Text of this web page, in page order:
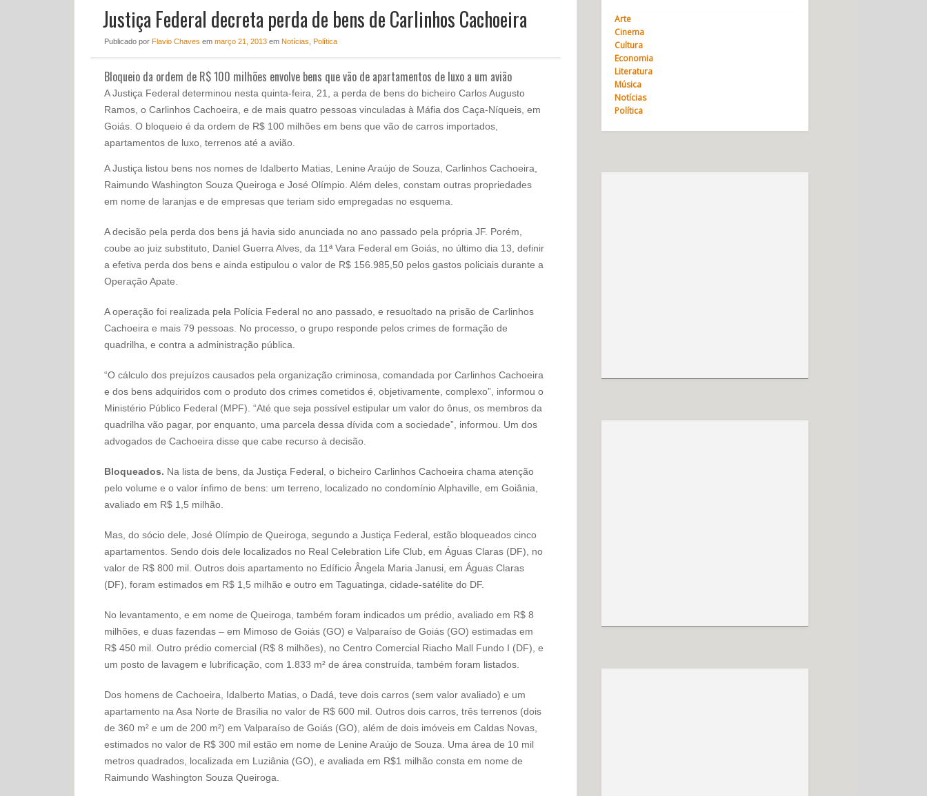
Justiça Federal decreta perda de bens de Carlinhos Cachoeira
Publicado por Flavio Chaves em março 21, 2013em Notícias Política
Bloqueio da ordem de R$ 100 milhões envolve bens que vão de apartamentos de luxo a um avião
A Justiça Federal determinou nesta quinta-feira, 21, a perda de bens do bicheiro Carlos Augusto
Ramos, o Carlinhos Cachoeira, e de mais quatro pessoas vinculadas à Máfia dos Caça-Níqueis, em
Goiás. O bloqueio é da ordem de R$ 100 milhões em bens que vão de carros importados,
apartamentos de luxo, terrenos até a avião.
A Justiça listou bens nos nomes de Idalberto Matias, Lenine Araújo de Souza, Carlinhos Cachoeira,
Raimundo Washington Souza Queiroga e José Olímpio. Além deles, constam outras propriedades
em nome de laranjas e de empresas que teriam sido empregadas no esquema.
A decisão pela perda dos bens já havia sido anunciada no ano passado pela própria JF. Porém,
coube ao juiz substituto, Daniel Guerra Alves, da 11ª Vara Federal em Goiás, no último dia 13, definir
a efetiva perda dos bens e ainda estipulou o valor de R$ 156.985,50 pelos gastos policiais durante a
Operação Apate.
A operação foi realizada pela Polícia Federal no ano passado, e resuoltado na prisão de Carlinhos
Cachoeira e mais 79 pessoas. No processo, o grupo responde pelos crimes de formação de
quadrilha, e contra a administração pública.
“O cálculo dos prejuízos causados pela organização criminosa, comandada por Carlinhos Cachoeira
e dos bens adquiridos com o produto dos crimes cometidos é, objetivamente, complexo”, informou o
Ministério Público Federal (MPF). “Até que seja possível estipular um valor do ônus, os membros da
quadrilha vão pagar, por enquanto, uma parcela dessa dívida com a sociedade”, informou. Um dos
advogados de Cachoeira disse que cabe recurso à decisão.
Bloqueados. Na lista de bens, da Justiça Federal, o bicheiro Carlinhos Cachoeira chama atenção
pelo volume e o valor ínfimo de bens: um terreno, localizado no condomínio Alphaville, em Goiânia,
avaliado em R$ 1,5 milhão.
Mas, do sócio dele, José Olímpio de Queiroga, segundo a Justiça Federal, estão bloqueados cinco
apartamentos. Sendo dois dele localizados no Real Celebration Life Club, em Águas Claras (DF), no
valor de R$ 800 mil. Outros dois apartamento no Edíficio Ângela Maria Janusi, em Águas Claras
(DF), foram estimados em R$ 1,5 milhão e outro em Taguatinga, cidade-satélite do DF.
No levantamento, e em nome de Queiroga, também foram indicados um prédio, avaliado em R$ 8
milhões, e duas fazendas – em Mimoso de Goiás (GO) e Valparaíso de Goiás (GO) estimadas em
R$ 450 mil. Outro prédio comercial (R$ 8 milhões), no Centro Comercial Riacho Mall Fundo I (DF), e
um posto de lavagem e lubrificação, com 1.833 m² de área construída, também foram listados.
Dos homens de Cachoeira, Idalberto Matias, o Dadá, teve dois carros (sem valor avaliado) e um
apartamento na Asa Norte de Brasília no valor de R$ 600 mil. Outros dois carros, três terrenos (dois
de 360 m² e um de 200 m²) em Valparaíso de Goiás (GO), além de dois imóveis em Caldas Novas,
estimados no valor de R$ 300 mil estão em nome de Lenine Araújo de Souza. Uma área de 10 mil
metros quadrados, localizada em Luziânia (GO), e avaliada em R$1 milhão consta em nome de
Raimundo Washington Souza Queiroga.
Arte
Cinema
Cultura
Economia
Literatura
Música
Notícias
Política